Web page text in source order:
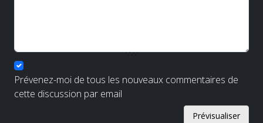
Prévenez-moi de tous les nouveaux commentaires de
cette discussion par email